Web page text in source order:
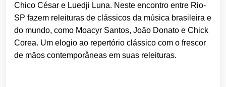
Chico César e Luedji Luna. Neste encontro entre Rio-
SP fazem releituras de clássicos da música brasileira e
do mundo, como Moacyr Santos, João Donato e Chick
Corea. Um elogio ao repertório clássico com o frescor
de mãos contemporâneas em suas releituras.